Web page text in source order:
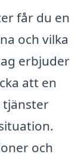
får du en
och vilka
erbjuder
att en
tjänster
och